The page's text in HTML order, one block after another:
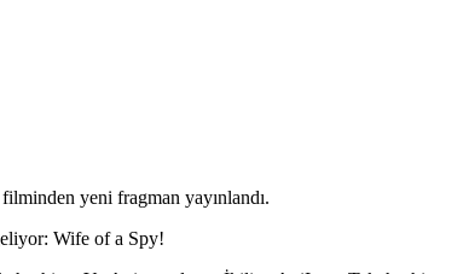
yeni fragman yayınlandı.
Wife of a Spy!